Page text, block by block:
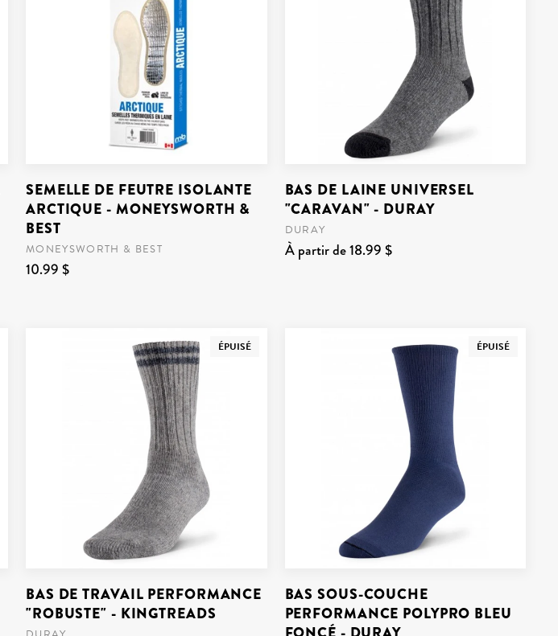
SEMELLE DE FEUTRE ISOLANTE
ARCTIQUE - MONEYSWORTH &
BEST
MONEYSWORTH & BEST
10.99 $
BAS DE LAINE UNIVERSEL
"CARAVAN" - DURAY
DURAY
À partir de 18.99 $
ÉPUISÉ
BAS DE TRAVAIL PERFORMANCE
"ROBUSTE" - KINGTREADS
ÉPUISÉ
BAS SOUS-COUCHE
PERFORMANCE POLYPRO BLEU